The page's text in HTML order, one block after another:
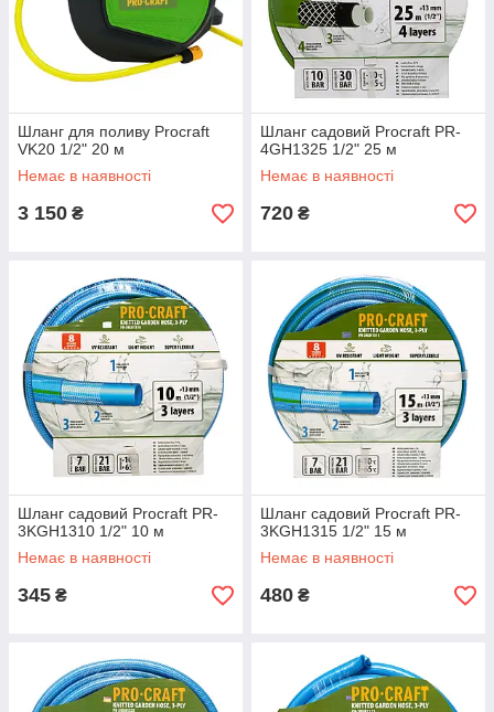
Шланг для поливу Procraft
VK20 1/2" 20 м
Немає в наявності
3 150 ₴
Шланг садовий Procraft PR-
4GH1325 1/2" 25 м
Немає в наявності
720 ₴
Шланг садовий Procraft PR-
3KGH1310 1/2" 10 м
Немає в наявності
345 ₴
Шланг садовий Procraft PR-
3KGH1315 1/2" 15 м
Немає в наявності
480 ₴